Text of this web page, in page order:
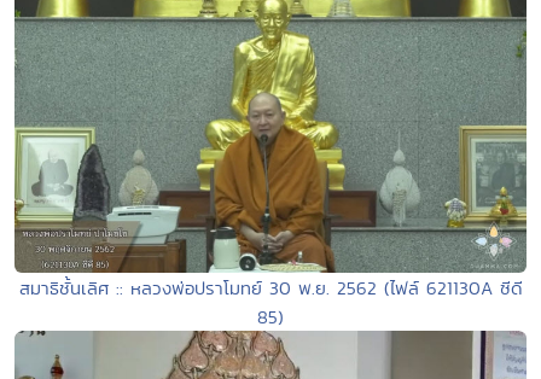
สมาธิชั้นเลิศ :: หลวงพ่อปราโมทย์ 30 พ.ย. 2562 (ไฟล์ 621130A ซีดี
85)